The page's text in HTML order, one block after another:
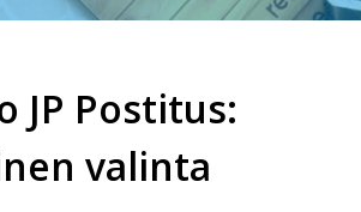
JP Postitus:
valinta